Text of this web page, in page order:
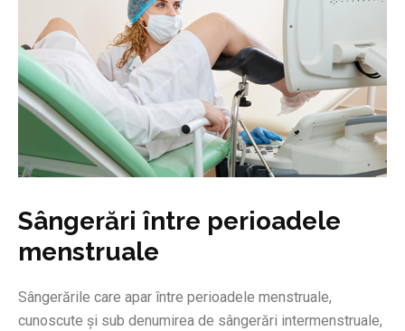
Sângerări între perioadele
menstruale
Sângerările care apar între perioadele menstruale,
cunoscute și sub denumirea de sângerări intermenstruale,